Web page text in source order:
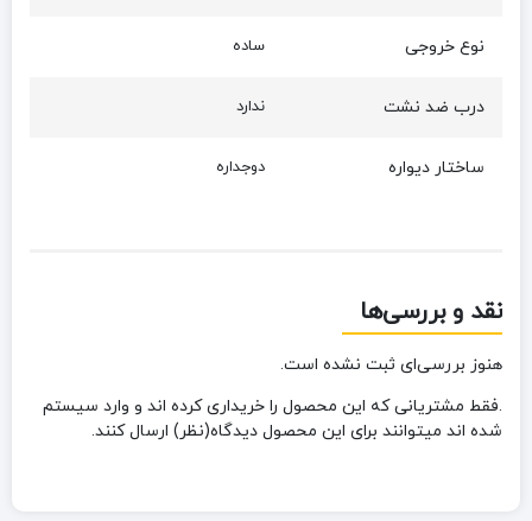
نوع خروجی ساده
درب ضد نشت ندارد
ساختار دیواره دوجداره
نقد و بررسی‌ها
هنوز بررسی‌ای ثبت نشده است.
.فقط مشتریانی که این محصول را خریداری کرده اند و وارد سیستم
شده اند میتوانند برای این محصول دیدگاه(نظر) ارسال کنند.